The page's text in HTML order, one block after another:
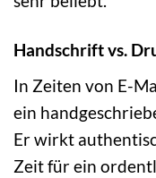
Handschrift vs.
In Zeiten von E-
ein
Er wirkt
Zeit für ein